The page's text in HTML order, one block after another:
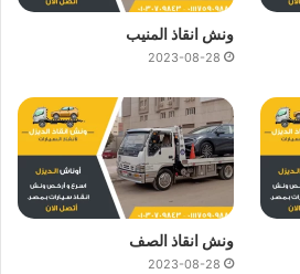
ونش انقاذ المنيب
2023-08-28
ونش انقاذ الصف
2023-08-28